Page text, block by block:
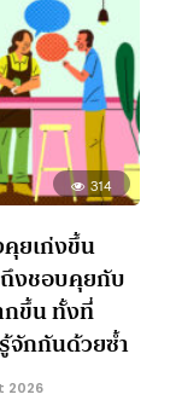
314
ยเก่งขึ้น
ถึงชอบคุยกับ
ขึ้น ทั้งที่
จักกันด้วยซ้ำ
2026